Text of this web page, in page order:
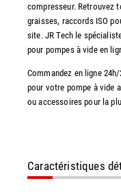
compresseur. Retrouvez
graisses, raccords ISO
site. JR Tech le
pour pompes à vide en
Commandez en ligne
pour votre pompe à vide
ou accessoires pour la
Caractéristiques